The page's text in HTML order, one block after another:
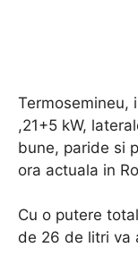
Termosemineu,
,21+5 kW,
bune, paride si
ora actuala in
Cu o putere
de 26 de litri va